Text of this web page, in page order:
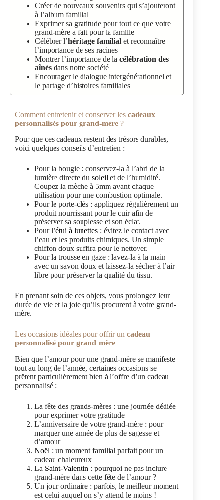
Créer de nouveaux souvenirs qui s’ajouteront
à l’album familial
Exprimer sa gratitude pour tout ce que votre
grand-mère a fait pour la famille
Célébrer l’héritage familial et reconnaître
l’importance de ses racines
Montrer l’importance de la célébration des
aînés dans notre société
Encourager le dialogue intergénérationnel et
le partage d’histoires familiales
Comment entretenir et conserver les cadeaux
personnalisés pour grand-mère ?
Pour que ces cadeaux restent des trésors durables,
voici quelques conseils d’entretien :
Pour la bougie : conservez-la à l’abri de la
lumière directe du soleil et de l’humidité.
Coupez la mèche à 5mm avant chaque
utilisation pour une combustion optimale.
Pour le porte-clés : appliquez régulièrement un
produit nourrissant pour le cuir afin de
préserver sa souplesse et son éclat.
Pour l’étui à lunettes : évitez le contact avec
l’eau et les produits chimiques. Un simple
chiffon doux suffira pour le nettoyer.
Pour la trousse en gaze : lavez-la à la main
avec un savon doux et laissez-la sécher à l’air
libre pour préserver la qualité du tissu.
En prenant soin de ces objets, vous prolongez leur
durée de vie et la joie qu’ils procurent à votre grand-
mère.
Les occasions idéales pour offrir un cadeau
personnalisé pour grand-mère
Bien que l’amour pour une grand-mère se manifeste
tout au long de l’année, certaines occasions se
prêtent particulièrement bien à l’offre d’un cadeau
personnalisé :
La fête des grands-mères : une journée dédiée
pour exprimer votre gratitude
L’anniversaire de votre grand-mère : pour
marquer une année de plus de sagesse et
d’amour
Noël : un moment familial parfait pour un
cadeau chaleureux
La Saint-Valentin : pourquoi ne pas inclure
grand-mère dans cette fête de l’amour ?
Un jour ordinaire : parfois, le meilleur moment
est celui auquel on s’y attend le moins !